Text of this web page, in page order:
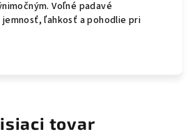
Voľné padavé
ľahkosť a pohodlie pri
tovar